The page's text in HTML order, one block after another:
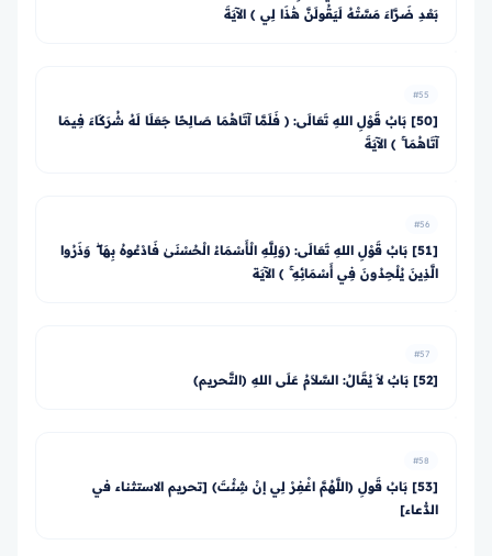
بَعْدِ ضَرَّاءَ مَسَّتْهُ لَيَقُولَنَّ هَٰذَا لِي ﴾ الآيَةَ
#55
[50] بَابُ قَوْلِ اللهِ تَعَالَى: ﴿ فَلَمَّا آتَاهُمَا صَالِحًا جَعَلَا لَهُ شُرَكَاءَ فِيمَا
آتَاهُمَا ۚ ﴾ الآيَةَ
#56
[51] بَابُ قَوْلِ اللهِ تَعَالَى: ﴿وَلِلَّهِ الْأَسْمَاءُ الْحُسْنَىٰ فَادْعُوهُ بِهَا ۖ وَذَرُوا
الَّذِينَ يُلْحِدُونَ فِي أَسْمَائِهِ ۚ ﴾ الآيَة
#57
[52] بَابٌ لاَ يُقَالُ: السَّلاَمُ عَلَى اللهِ (التَّحريم)
#58
[53] بَابُ قَولِ (اللَّهُمَّ اغْفِرْ لِي إنْ شِئْتَ) [تحريم الاستثناء في
الدُّعاء]